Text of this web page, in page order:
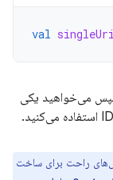
val singleUri
می‌خواهید یکی
راحت برای ساخت